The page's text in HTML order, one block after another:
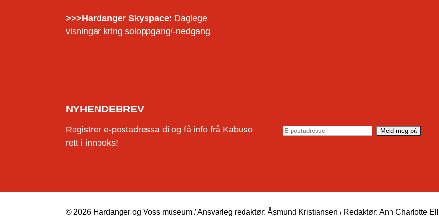
>>>Hardanger Skyspace: Daglege
visningar kring soloppgang/-nedgang
NYHENDEBREV
Registrer e-postadressa di og få info frå Kabuso
rett i innboks!
© 2026 Hardanger og Voss museum / Ansvarleg redaktør: Åsmund Kristiansen / Redaktør: Ann Charlotte